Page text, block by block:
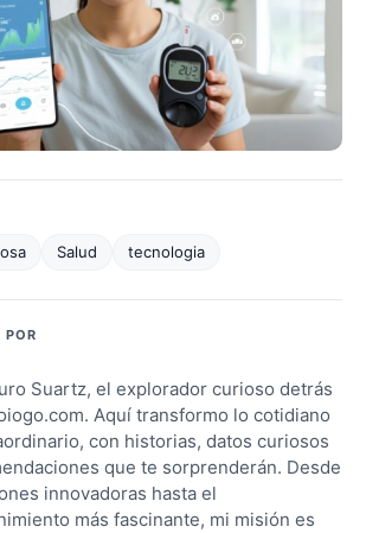
Salud tecnologia
POR
Suartz, el explorador curioso detrás
Aquí transformo lo cotidiano
con historias, datos curiosos
que te sorprenderán. Desde
innovadoras hasta el
más fascinante, mi misión es